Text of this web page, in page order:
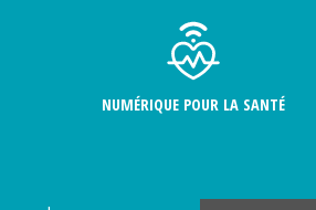
NUMÉRIQUE POUR LA SANTÉ